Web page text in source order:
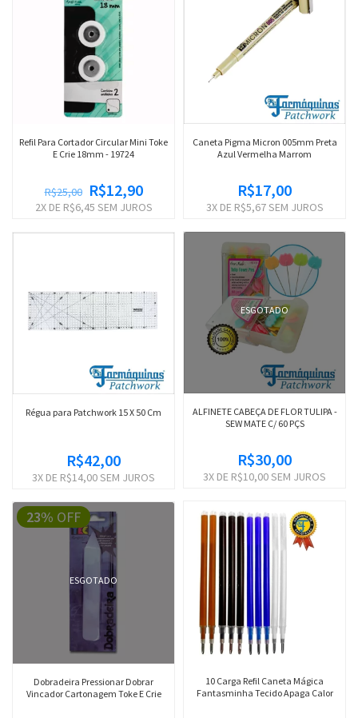
Refil Para Cortador Circular Mini Toke
E Crie 18mm - 19724
R$25,00 R$12,90
2X DE R$6,45 SEM JUROS
Caneta Pigma Micron 005mm Preta
Azul Vermelha Marrom
R$17,00
3X DE R$5,67SEM JUROS
Régua para Patchwork 15 X 50 Cm
R$42,00
3X DE R$14,00SEM JUROS
ESGOTADO
ALFINETE CABEÇA DE FLOR TULIPA -
SEW MATE C/ 60 PÇS
R$30,00
3X DE R$10,00SEM JUROS
ESGOTADO
23% OFF
Dobradeira Pressionar Dobrar
Vincador Cartonagem Toke E Crie
10 Carga Refil Caneta Mágica
Fantasminha Tecido Apaga Calor